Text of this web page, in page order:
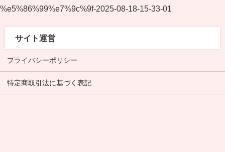
%e5%86%99%e7%9c%9f-2025-08-18-15-33-01
サイト運営
プライバシーポリシー
特定商取引法に基づく表記